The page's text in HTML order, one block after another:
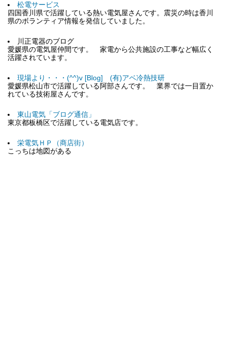
松電サービス
四国香川県で活躍している熱い電気屋さんです。震災の時は香川
県のボランティア情報を発信していました。
川正電器のブログ
愛媛県の電気屋仲間です。 家電から公共施設の工事など幅広く
活躍されています。
現場より・・・(^^)v [Blog] (有)アベ冷熱技研
愛媛県松山市で活躍している阿部さんです。 業界では一目置か
れている技術屋さんです。
東山電気「ブログ通信」
東京都板橋区で活躍している電気店です。
栄電気ＨＰ（商店街）
こっちは地図がある